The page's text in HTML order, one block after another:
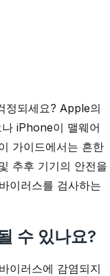
정되세요? Apple의
iPhone이 맬웨어
가이드에서는 흔한
추후 기기의 안전을
이러스를 검사하는
수 있나요?
이러스에 감염되지